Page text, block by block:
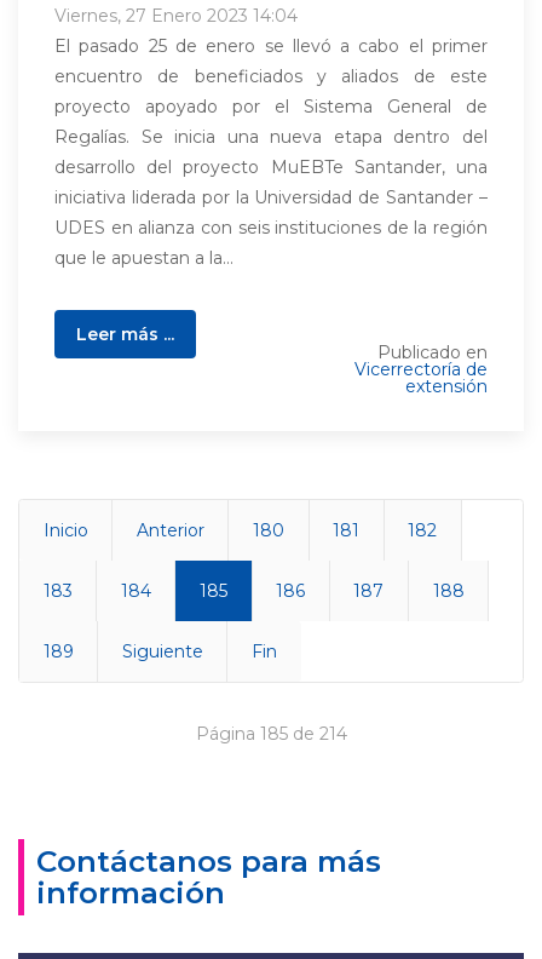
Viernes, 27 Enero 2023 14:04
El pasado 25 de enero se llevó a cabo el primer
encuentro de beneficiados y aliados de este
proyecto apoyado por el Sistema General de
Regalías. Se inicia una nueva etapa dentro del
desarrollo del proyecto MuEBTe Santander, una
iniciativa liderada por la Universidad de Santander –
UDES en alianza con seis instituciones de la región
que le apuestan a la...
Leer más ...
Publicado en
Vicerrectoría de
extensión
Inicio Anterior 180 181 182
183 184 185 186 187 188
189 Siguiente Fin
Página 185 de 214
Contáctanos para más
información